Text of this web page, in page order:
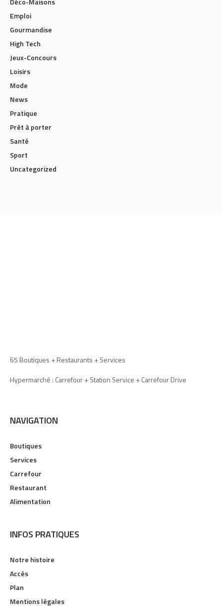
Déco-Maisons
Emploi
Gourmandise
High Tech
Jeux-Concours
Loisirs
Mode
News
Pratique
Prêt à porter
Santé
Sport
Uncategorized
65 Boutiques + Restaurants + Services
Hypermarché : Carrefour + Station Service + Carrefour Drive
NAVIGATION
Boutiques
Services
Carrefour
Restaurant
Alimentation
INFOS PRATIQUES
Notre histoire
Accès
Plan